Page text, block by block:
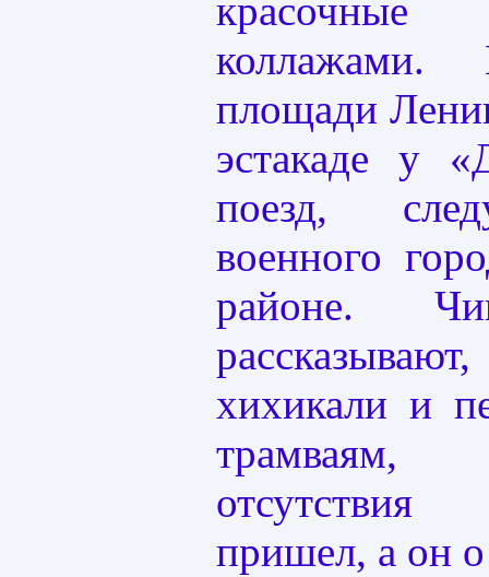
коллажами.
площади
эстакаде у
поезд,
военного
районе.
хихикали и
пришел, а он